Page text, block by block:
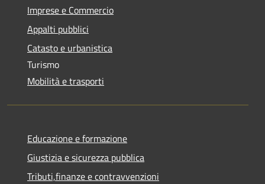
Imprese e Commercio
Appalti pubblici
Catasto e urbanistica
Turismo
Mobilità e trasporti
Educazione e formazione
Giustizia e sicurezza pubblica
Tributi,finanze e contravvenzioni